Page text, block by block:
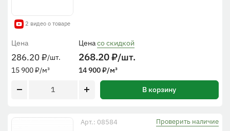
2 видео о товаре
Цена
286.20₽/шт.
15 900₽/м³
Ценасо скидкой
268.20₽/шт.
14 900₽/м³
В корзину
Арт.: 08584 Проверить наличие